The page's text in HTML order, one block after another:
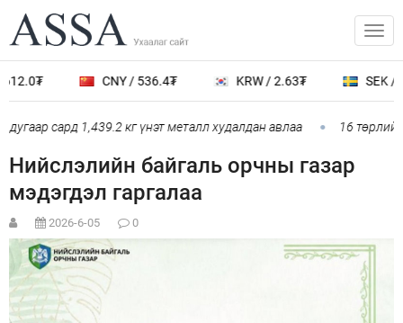
CNY / 536.4₮ KRW / 2.63₮ SEK /
сард 1,439.2 кг үнэт металл худалдан авлаа 16
Нийслэлийн байгаль орчны газар
мэдэгдэл гаргалаа
2026-6-05 0